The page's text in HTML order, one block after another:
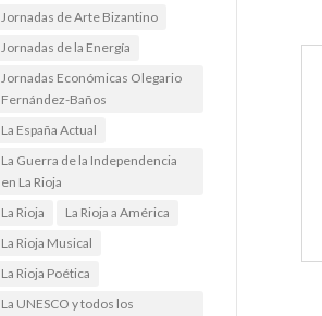
Jornadas de Arte Bizantino
Jornadas de la Energía
Jornadas Económicas Olegario
Fernández-Baños
La España Actual
La Guerra de la Independencia
en La Rioja
La Rioja
La Rioja a América
La Rioja Musical
La Rioja Poética
La UNESCO y todos los